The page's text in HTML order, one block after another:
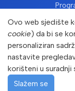
Ovo web sjedište
cookie) da bi se
personaliziran
nastavite
korišteni u suradnji
Slažem se
Copyright ©